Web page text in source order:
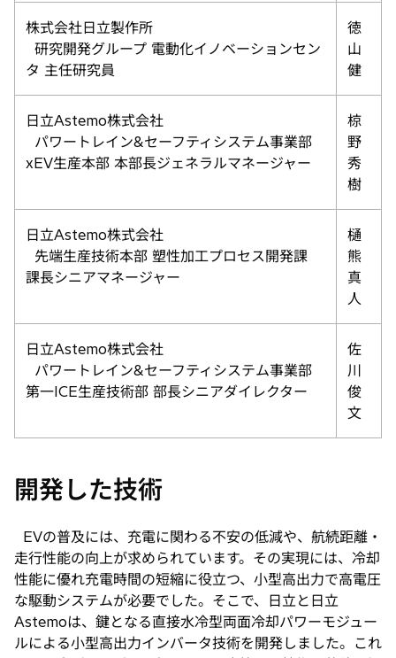
株式会社日立製作所
研究開発グループ 電動化イノベーションセン
タ 主任研究員
徳
山
健
日立Astemo株式会社
パワートレイン&セーフティシステム事業部
xEV生産本部 本部長ジェネラルマネージャー
椋
野
秀
樹
日立Astemo株式会社
先端生産技術本部 塑性加工プロセス開発課
課長シニアマネージャー
樋
熊
真
人
日立Astemo株式会社
パワートレイン&セーフティシステム事業部
第一ICE生産技術部 部長シニアダイレクター
佐
川
俊
文
開発した技術
EVの普及には、充電に関わる不安の低減や、航続距離・
走行性能の向上が求められています。その実現には、冷却
性能に優れ充電時間の短縮に役立つ、小型高出力で高電圧
な駆動システムが必要でした。そこで、日立と日立
Astemoは、鍵となる直接水冷型両面冷却パワーモジュー
ルによる小型高出力インバータ技術を開発しました。これ